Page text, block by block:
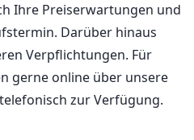
Ihre Preiserwartungen und
Darüber hinaus
Verpflichtungen. Für
gerne online über unsere
zur Verfügung.